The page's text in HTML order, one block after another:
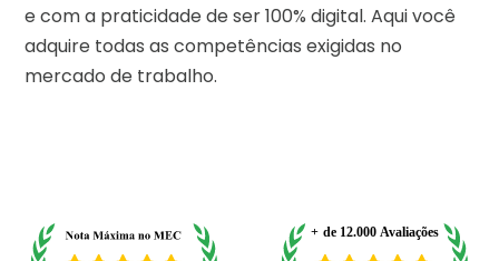
e com a praticidade de ser 100% digital. Aqui você
adquire todas as competências exigidas no
mercado de trabalho.